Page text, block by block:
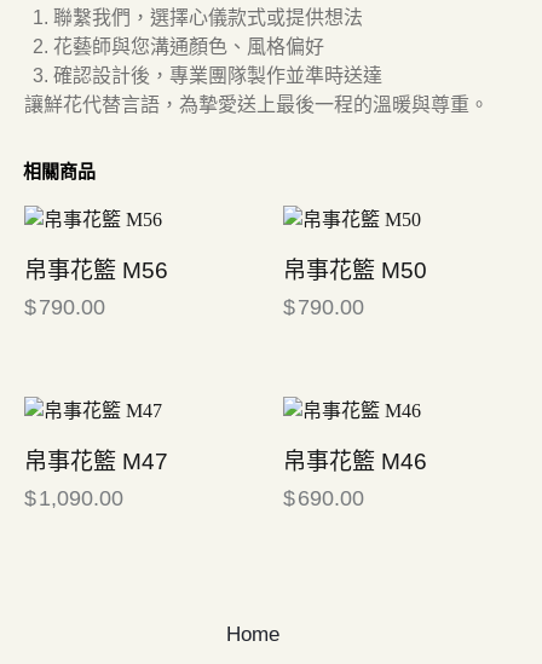
聯繫我們，選擇心儀款式或提供想法
花藝師與您溝通顏色、風格偏好
確認設計後，專業團隊製作並準時送達
讓鮮花代替言語，為摯愛送上最後一程的溫暖與尊重。
相關商品
帛事花籃 M56
$790.00
帛事花籃 M50
$790.00
帛事花籃 M47
$1,090.00
帛事花籃 M46
$690.00
Home